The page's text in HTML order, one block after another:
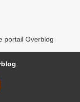
portail Overblog